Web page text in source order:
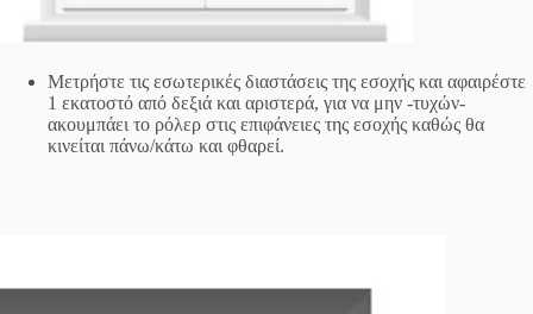
Μετρήστε τις εσωτερικές διαστάσεις της εσοχής και αφαιρέστε
1 εκατοστό από δεξιά και αριστερά, για να μην -τυχών-
ακουμπάει το ρόλερ στις επιφάνειες της εσοχής καθώς θα
κινείται πάνω/κάτω και φθαρεί.